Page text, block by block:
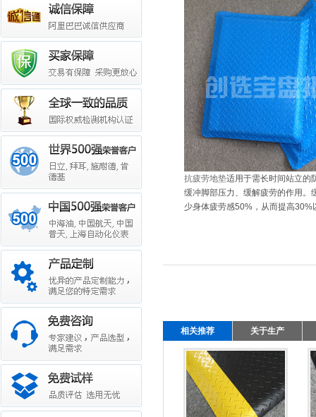
抗疲劳地垫适用于需长时间站立的
缓冲脚部压力、缓解疲劳的作用。
少身体疲劳感50%，从而提高30%
相关推荐 关于生产